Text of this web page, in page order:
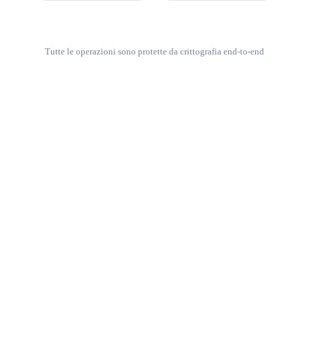
Tutte le operazioni sono protette da crittografia end-to-end